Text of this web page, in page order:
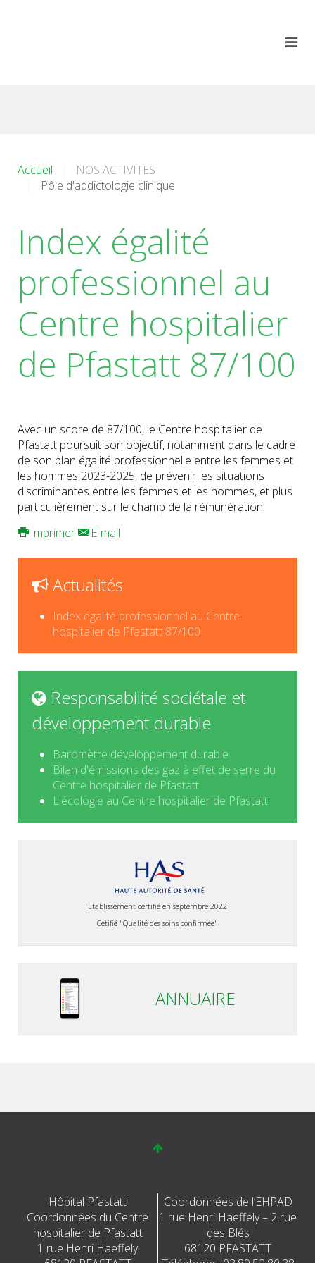
Accueil
NOS ACTIVITES
Pôle d'addictologie clinique
Index égalité
professionnel au
Centre hospitalier
de Pfastatt 87/100
Avec un score de 87/100, le Centre hospitalier de
Pfastatt poursuit son objectif, notamment dans le cadre
de son plan égalité professionnelle entre les femmes et
les hommes 2023-2025, de prévenir les situations
discriminantes entre les femmes et les hommes, et plus
particulièrement sur le champ de la rémunération.
Imprimer
E-mail
Actualités
Index égalité professionnel au Centre
hospitalier de Pfastatt 87/100
Responsabilité sociétale et
développement durable
Baromètre développement durable
Bilan d'émissions des gaz à effet de serre du
Centre hospitalier de Pfastatt
L'écologie au Centre hospitalier de Pfastatt
Etablissement certifié en septembre 2022
Cetifié "Qualité des soins confirmée"
ANNUAIRE
Hôpital Pfastatt
Coordonnées du Centre
hospitalier de Pfastatt
1 rue Henri Haeffely
Coordonnées de l’EHPAD
1 rue Henri Haeffely – 2 rue
des Blés
68120 PFASTATT